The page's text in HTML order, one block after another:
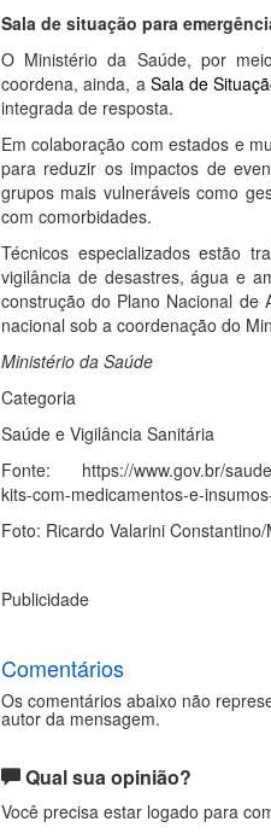
Sala de situação para
O Ministério da Saúde, por
coordena, ainda, a Sala de
integrada de resposta.
Em colaboração com estados e
para reduzir os impactos de
grupos mais vulneráveis como
com comorbidades.
Técnicos especializados estão
vigilância de desastres, água e
construção do Plano Nacional de
nacional sob a coordenação do
Ministério da Saúde
Categoria
Saúde e Vigilância Sanitária
Fonte: https://www.gov.br/
kits-com-medicamentos-e-
Foto: Ricardo Valarini Constantino/
Publicidade
Comentários
Os comentários abaixo não
autor da mensagem.
Qual sua opinião?
Você precisa estar logado para